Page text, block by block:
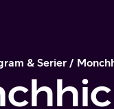
& Serier